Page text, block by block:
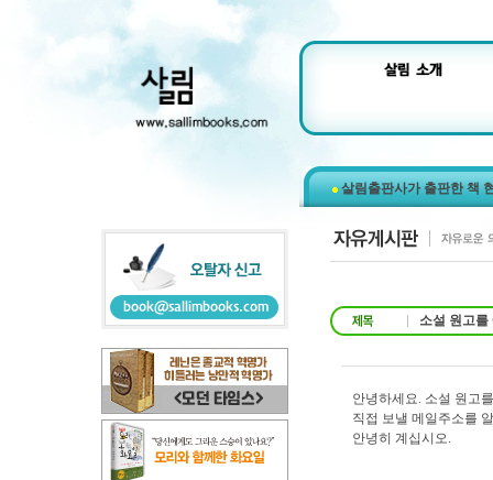
살림출판사가 출판한 책
소설 원고를
안녕하세요. 소설 원고
직접 보낼 메일주소를
안녕히 계십시오.